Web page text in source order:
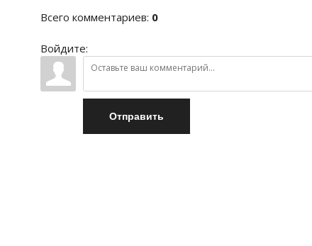
Всего комментариев: 0
Войдите:
Отправить